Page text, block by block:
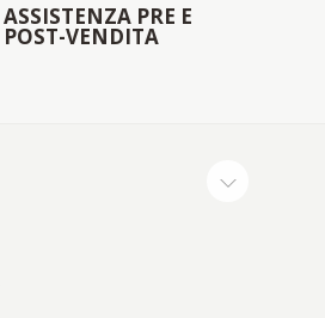
ASSISTENZA PRE E
POST-VENDITA